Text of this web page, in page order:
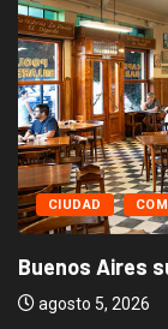
CIUDAD
Buenos Aires
agosto 5, 2026